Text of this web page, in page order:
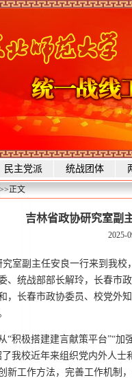
民主党派 统战团体
正文
吉林省政协研究室副
2025-
室副主任安良一行来到我
、统战部部长解玲，长春市
，长春市政协委员、校党外
“积极搭建建言献策平台”“加
我校近年来组织党内外人
新工作方法，完善工作机制